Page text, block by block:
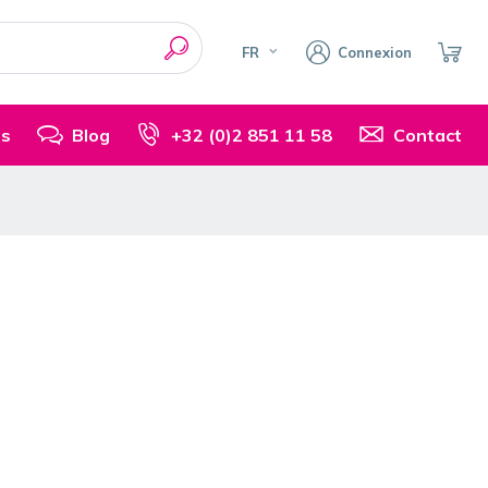
FR Connexion
Blog Contact
+32 (0)2 851 11 58